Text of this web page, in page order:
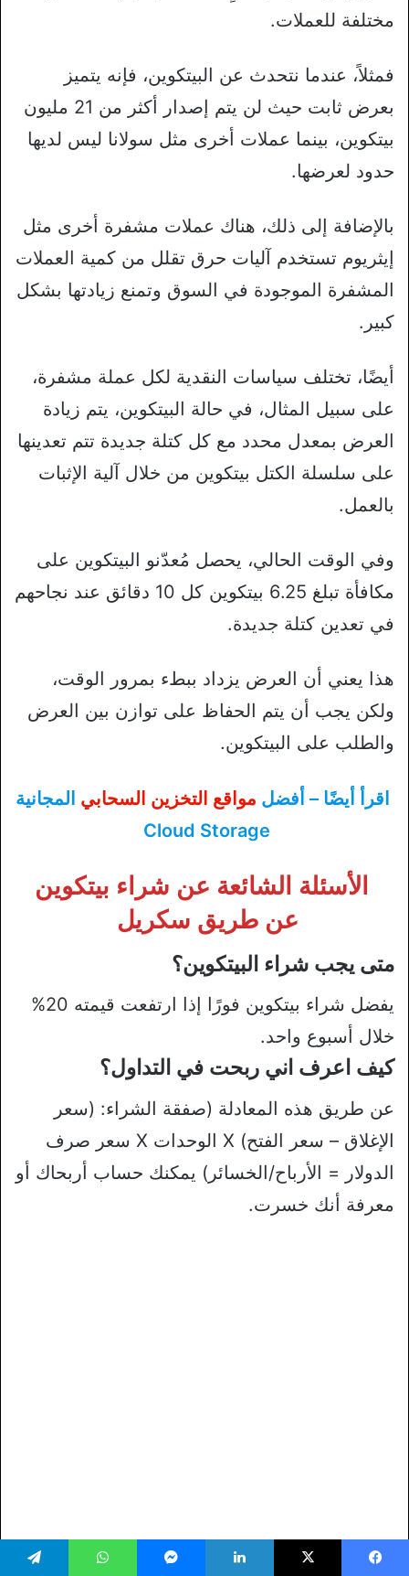
مختلفة للعملات.
فمثلاً، عندما نتحدث عن البيتكوين، فإنه يتميز
بعرض ثابت حيث لن يتم إصدار أكثر من 21 مليون
بيتكوين، بينما عملات أخرى مثل سولانا ليس لديها
حدود لعرضها.
بالإضافة إلى ذلك، هناك عملات مشفرة أخرى مثل
إيثريوم تستخدم آليات حرق تقلل من كمية العملات
المشفرة الموجودة في السوق وتمنع زيادتها بشكل
كبير.
أيضًا، تختلف سياسات النقدية لكل عملة مشفرة،
على سبيل المثال، في حالة البيتكوين، يتم زيادة
العرض بمعدل محدد مع كل كتلة جديدة تتم تعدينها
على سلسلة الكتل بيتكوين من خلال آلية الإثبات
بالعمل.
وفي الوقت الحالي، يحصل مُعدّنو البيتكوين على
مكافأة تبلغ 6.25 بيتكوين كل 10 دقائق عند نجاحهم
في تعدين كتلة جديدة.
هذا يعني أن العرض يزداد ببطء بمرور الوقت،
ولكن يجب أن يتم الحفاظ على توازن بين العرض
والطلب على البيتكوين.
اقرأ أيضًا – أفضل مواقع التخزين السحابي المجانية
Cloud Storage
الأسئلة الشائعة عن شراء بيتكوين
عن طريق سكريل
متى يجب شراء البيتكوين؟
يفضل شراء بيتكوين فورًا إذا ارتفعت قيمته 20%
خلال أسبوع واحد.
كيف اعرف اني ربحت في التداول؟
عن طريق هذه المعادلة (صفقة الشراء: (سعر
الإغلاق – سعر الفتح) X الوحدات X سعر صرف
الدولار = الأرباح/الخسائر) يمكنك حساب أربحاك أو
معرفة أنك خسرت.